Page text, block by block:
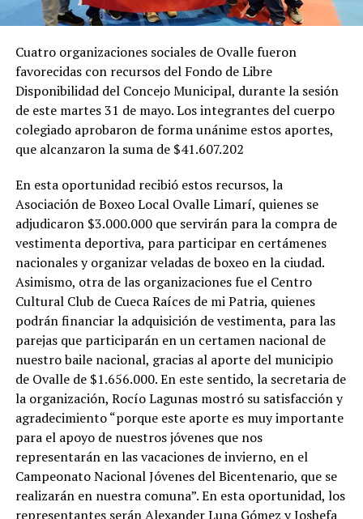
Cuatro organizaciones sociales de Ovalle fueron
favorecidas con recursos del Fondo de Libre
Disponibilidad del Concejo Municipal, durante la sesión
de este martes 31 de mayo. Los integrantes del cuerpo
colegiado aprobaron de forma unánime estos aportes,
que alcanzaron la suma de $41.607.202
En esta oportunidad recibió estos recursos, la
Asociación de Boxeo Local Ovalle Limarí, quienes se
adjudicaron $3.000.000 que servirán para la compra de
vestimenta deportiva, para participar en certámenes
nacionales y organizar veladas de boxeo en la ciudad.
Asimismo, otra de las organizaciones fue el Centro
Cultural Club de Cueca Raíces de mi Patria, quienes
podrán financiar la adquisición de vestimenta, para las
parejas que participarán en un certamen nacional de
nuestro baile nacional, gracias al aporte del municipio
de Ovalle de $1.656.000. En este sentido, la secretaria de
la organización, Rocío Lagunas mostró su satisfacción y
agradecimiento “porque este aporte es muy importante
para el apoyo de nuestros jóvenes que nos
representarán en las vacaciones de invierno, en el
Campeonato Nacional Jóvenes del Bicentenario, que se
realizarán en nuestra comuna”. En esta oportunidad, los
representantes serán Alexander Luna Gómez y Joshefa